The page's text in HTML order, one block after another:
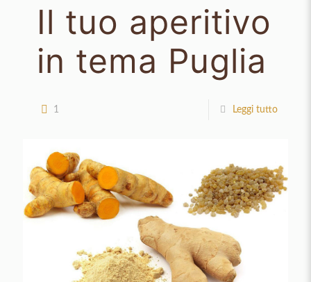
Il tuo aperitivo
in tema Puglia
1 Leggi tutto